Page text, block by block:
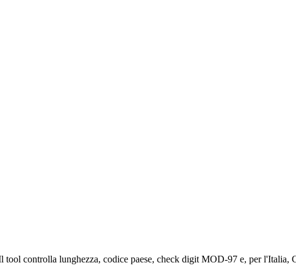
controlla lunghezza, codice paese, check digit MOD-97 e, per